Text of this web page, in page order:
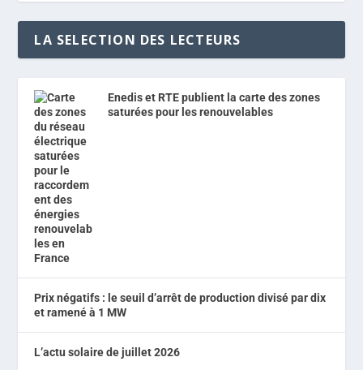
LA SELECTION DES LECTEURS
Enedis et RTE publient la carte des zones
saturées pour les renouvelables
Prix négatifs : le seuil d’arrêt de production divisé par dix
et ramené à 1 MW
L’actu solaire de juillet 2026